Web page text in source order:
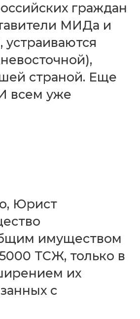
граждан
МИДа и
устраиваются
страной. Еще
всем уже
Юрист
имуществом
ТСЖ, только в
их
с